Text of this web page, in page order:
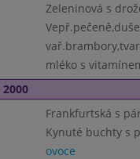
Zeleninová s
mléko s
Frankfurtská s
Kynuté buchty s
ovoce